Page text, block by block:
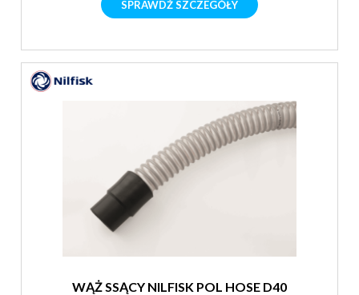
SPRAWDŹ SZCZEGÓŁY
WĄŻ SSĄCY NILFISK POL HOSE D40